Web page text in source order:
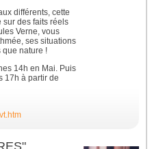
différents, cette
sur des faits réels
Verne, vous
ses situations
que nature !
14h en Mai. Puis
17h à partir de